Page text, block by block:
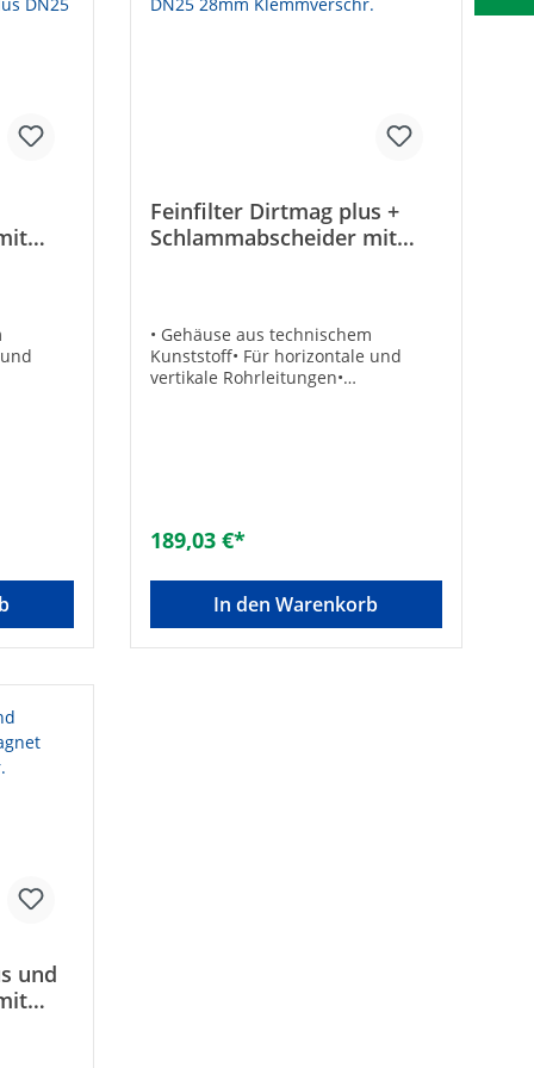
Art-
Feinfilter Dirtmag plus +
Schlammabscheider mit
• Gehäuse aus technischem
Kunststoff• Für horizontale und
vertikale Rohrleitungen•
mmTechnische DatenHersteller Art-
Nr.: 545373Größe: 28 mm
189,03 €*
In den Warenkorb
und